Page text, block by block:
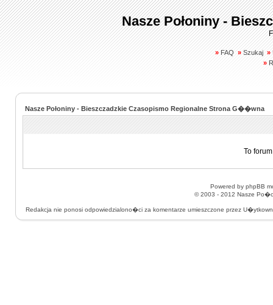
Nasze Połoniny -
» FAQ » Szukaj »
»
Nasze Połoniny - Bieszczadzkie Czasopismo Regionalne Strona G��wna
To
Powered by phpBB
© 2003 - 2012 Nasze
Redakcja nie ponosi odpowiedzialono�ci za komentarze umieszczone przez